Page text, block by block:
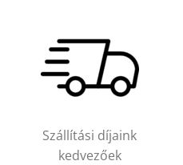
Szállítási díjaink
kedvezőek